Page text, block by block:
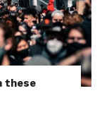
these